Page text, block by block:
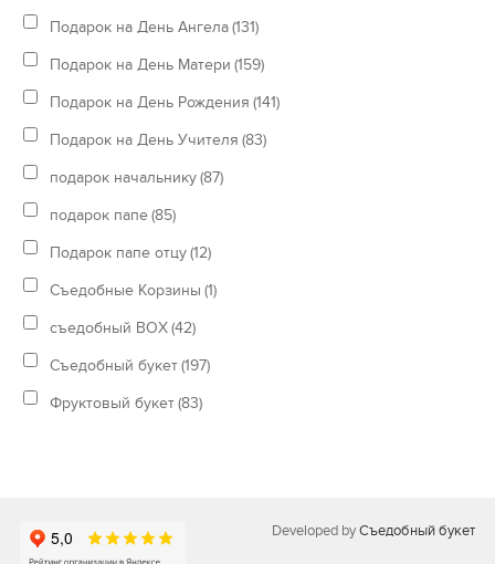
Подарок на День Ангела(131)
Подарок на День Матери (159)
Подарок на День Рождения (141)
Подарок на День Учителя (83)
подарок начальнику(87)
подарок папе(85)
Подарок папе отцу(12)
Съедобные Корзины (1)
съедобный BOX(42)
Съедобный букет(197)
Фруктовый букет(83)
Developed byСъедобный букет